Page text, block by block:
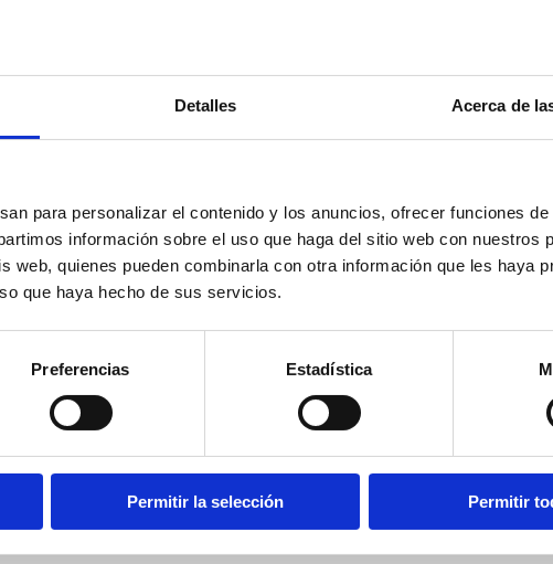
Detalles Acerca de
para personalizar el contenido y los anuncios, ofrecer funciones
información sobre el uso que haga del sitio web con nuestros
web, quienes pueden combinarla con otra información que les haya
que haya hecho de sus servicios.
Preferencias Estadística
Permitir la selección Permitir
Useres)
(Peníscola)
de l’Arc
Turisme Castelló de la Plana
Sant Isidre (Castelló de la Plana)
Ports (Morella)
(La Mata)